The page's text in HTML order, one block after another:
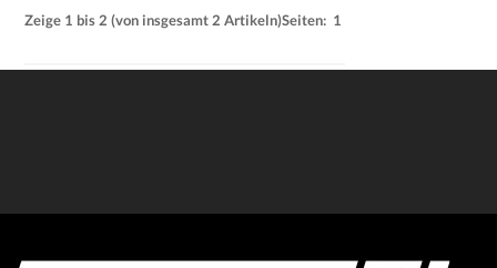
Zeige 1 bis 2 (von insgesamt 2 Artikeln)Seiten: 1